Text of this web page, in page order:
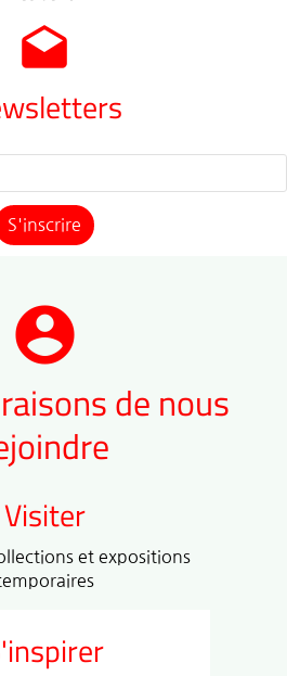
drafts
account_circle
de nous
Visiter
et expositions